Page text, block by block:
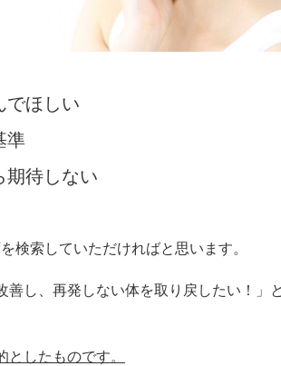
でほしい
準
期待しない
検索していただければと思います。
善し、再発しない体を取り戻したい！」
したものです。